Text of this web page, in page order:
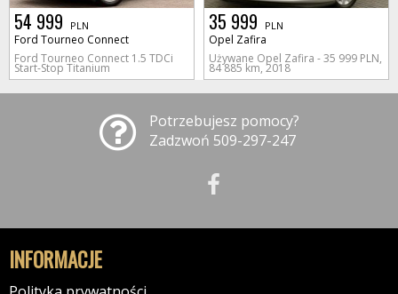
54 999 PLN
Ford Tourneo Connect
Ford Tourneo Connect 1.5 TDCi
Start-Stop Titanium
35 999 PLN
Opel Zafira
Używane Opel Zafira - 35 999 PLN,
84 885 km, 2018
Potrzebujesz pomocy?
Zadzwoń 509-297-247
INFORMACJE